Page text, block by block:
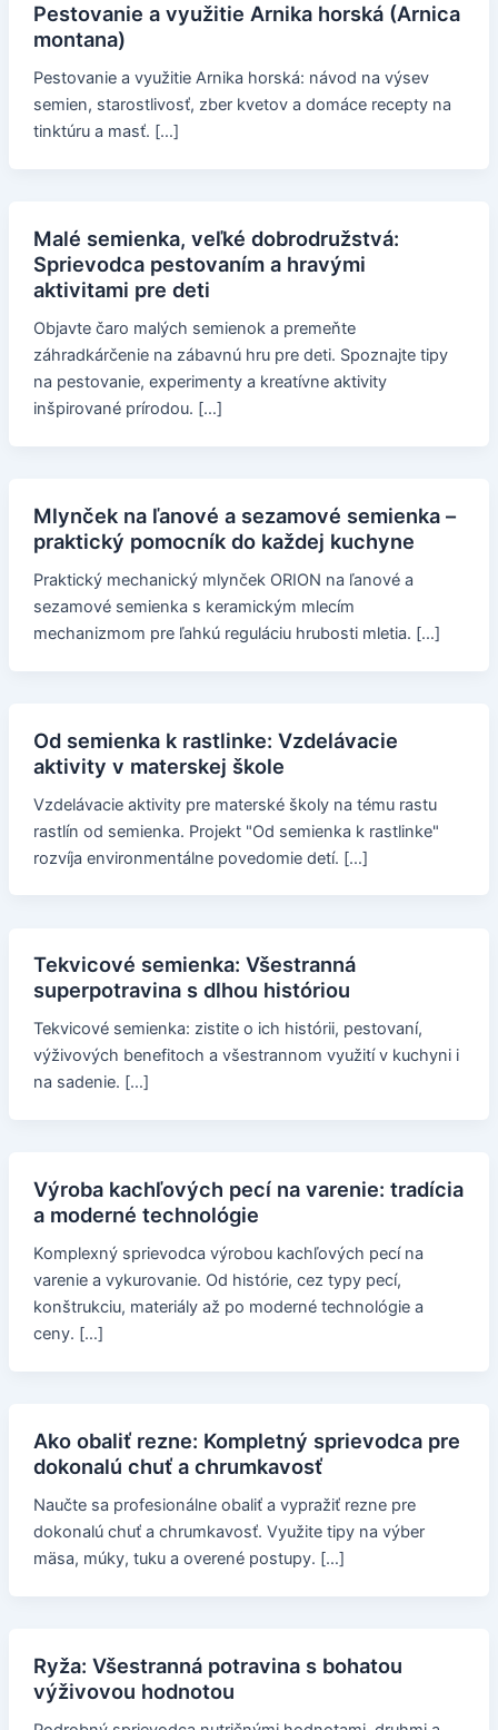
Pestovanie a využitie Arnika horská (Arnica
montana)
Pestovanie a využitie Arnika horská: návod na výsev
semien, starostlivosť, zber kvetov a domáce recepty na
tinktúru a masť. […]
Malé semienka, veľké dobrodružstvá:
Sprievodca pestovaním a hravými
aktivitami pre deti
Objavte čaro malých semienok a premeňte
záhradkárčenie na zábavnú hru pre deti. Spoznajte tipy
na pestovanie, experimenty a kreatívne aktivity
inšpirované prírodou. […]
Mlynček na ľanové a sezamové semienka –
praktický pomocník do každej kuchyne
Praktický mechanický mlynček ORION na ľanové a
sezamové semienka s keramickým mlecím
mechanizmom pre ľahkú reguláciu hrubosti mletia. […]
Od semienka k rastlinke: Vzdelávacie
aktivity v materskej škole
Vzdelávacie aktivity pre materské školy na tému rastu
rastlín od semienka. Projekt "Od semienka k rastlinke"
rozvíja environmentálne povedomie detí. […]
Tekvicové semienka: Všestranná
superpotravina s dlhou históriou
Tekvicové semienka: zistite o ich histórii, pestovaní,
výživových benefitoch a všestrannom využití v kuchyni i
na sadenie. […]
Výroba kachľových pecí na varenie: tradícia
a moderné technológie
Komplexný sprievodca výrobou kachľových pecí na
varenie a vykurovanie. Od histórie, cez typy pecí,
konštrukciu, materiály až po moderné technológie a
ceny. […]
Ako obaliť rezne: Kompletný sprievodca pre
dokonalú chuť a chrumkavosť
Naučte sa profesionálne obaliť a vypražiť rezne pre
dokonalú chuť a chrumkavosť. Využite tipy na výber
mäsa, múky, tuku a overené postupy. […]
Ryža: Všestranná potravina s bohatou
výživovou hodnotou